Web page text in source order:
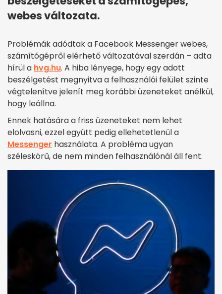
webes változata.
Problémák adódtak a Facebook Messenger webes,
számítógépről elérhető változatával szerdán – adta
hírül a hvg.hu. A hiba lényege, hogy egy adott
beszélgetést megnyitva a felhasználói felület szinte
végtelenítve jelenít meg korábbi üzeneteket anélkül,
hogy leállna.
Ennek hatására a friss üzeneteket nem lehet
elolvasni, ezzel együtt pedig ellehetetlenül a
Messenger használata. A probléma ugyan
széleskörű, de nem minden felhasználónál áll fent.